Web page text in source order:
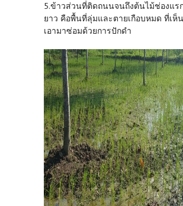
5.ข้าวส่วนที่ติดถนนจนถึงต้นไม้ช่องแร
ยาว คือพื้นที่ลุ่มและตายเกือบหมด ที่เห็
เอามาซ่อมด้วยการปักดำ